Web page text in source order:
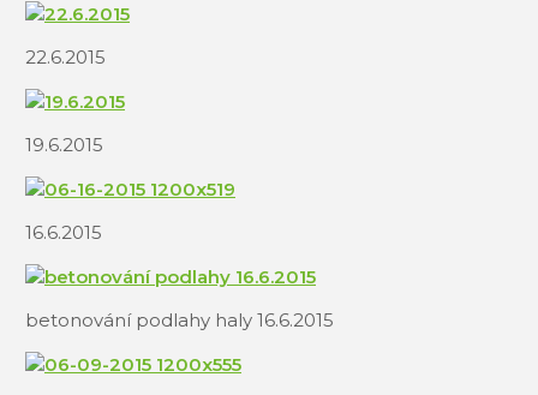
22.6.2015
19.6.2015
16.6.2015
betonování podlahy haly 16.6.2015